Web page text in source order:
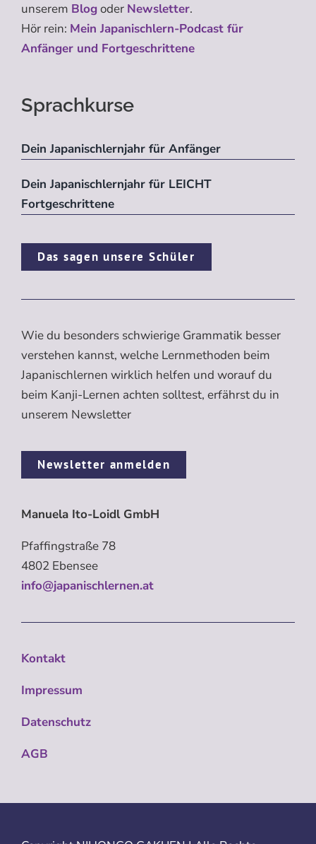
unserem Blogoder Newsletter.
Hör rein: Mein Japanischlern-Podcast für
Anfänger und Fortgeschrittene
Sprachkurse
Dein Japanischlernjahr für Anfänger
Dein Japanischlernjahr für LEICHT
Fortgeschrittene
Das sagen unsere Schüler
Wie du besonders schwierige Grammatik besser
verstehen kannst, welche Lernmethoden beim
Japanischlernen wirklich helfen und worauf du
beim Kanji-Lernen achten solltest, erfährst du in
unserem Newsletter
Newsletter anmelden
Manuela Ito-Loidl GmbH
Pfaffingstraße 78
4802 Ebensee
info@japanischlernen.at
Kontakt
Impressum
Datenschutz
AGB